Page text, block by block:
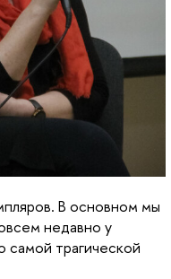
В основном мы
недавно у
самой трагической